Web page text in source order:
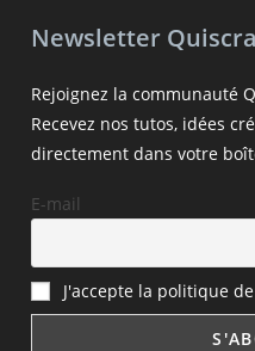
Newsletter
Rejoignez la communauté
Recevez nos tutos, idées
directement dans votre
E-mail
J'accepte la politique